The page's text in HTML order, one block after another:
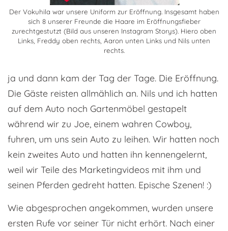
Der Vokuhila war unsere Uniform zur Eröffnung. Insgesamt haben
sich 8 unserer Freunde die Haare im Eröffnungsfieber
zurechtgestutzt (Bild aus unseren Instagram Storys). Hiero oben
Links, Freddy oben rechts, Aaron unten Links und Nils unten
rechts.
ja und dann kam der Tag der Tage. Die Eröffnung.
Die Gäste reisten allmählich an. Nils und ich hatten
auf dem Auto noch Gartenmöbel gestapelt
während wir zu Joe, einem wahren Cowboy,
fuhren, um uns sein Auto zu leihen. Wir hatten noch
kein zweites Auto und hatten ihn kennengelernt,
weil wir Teile des Marketingvideos mit ihm und
seinen Pferden gedreht hatten. Epische Szenen! :)
Wie abgesprochen angekommen, wurden unsere
ersten Rufe vor seiner Tür nicht erhört. Nach einer